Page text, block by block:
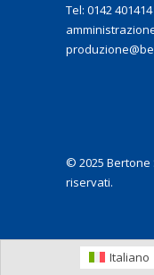
Tel: 0142 401414
© 2025 Bertone
riservati.
Italiano